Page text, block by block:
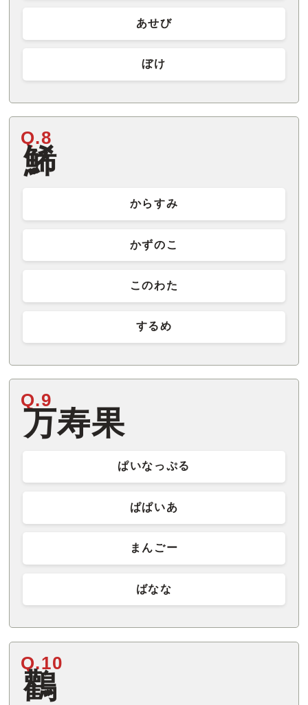
あせび
ぼけ
Q.8
鯑
からすみ
かずのこ
このわた
するめ
Q.9
万寿果
ぱいなっぷる
ぱぱいあ
まんごー
ばなな
Q.10
鸛